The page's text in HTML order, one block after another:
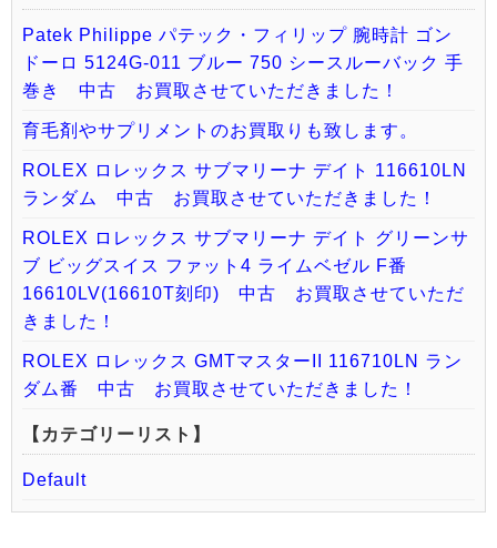
Patek Philippe パテック・フィリップ 腕時計 ゴン
ドーロ 5124G-011 ブルー 750 シースルーバック 手
巻き 中古 お買取させていただきました！
育毛剤やサプリメントのお買取りも致します。
ROLEX ロレックス サブマリーナ デイト 116610LN
ランダム 中古 お買取させていただきました！
ROLEX ロレックス サブマリーナ デイト グリーンサ
ブ ビッグスイス ファット4 ライムベゼル F番
16610LV(16610T刻印) 中古 お買取させていただ
きました！
ROLEX ロレックス GMTマスターII 116710LN ラン
ダム番 中古 お買取させていただきました！
【カテゴリーリスト】
Default